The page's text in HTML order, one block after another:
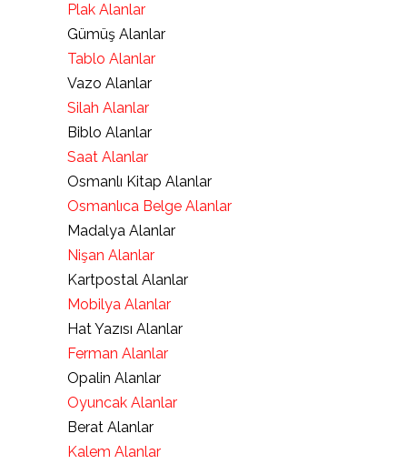
Plak Alanlar
Gümüş Alanlar
Tablo Alanlar
Vazo Alanlar
Silah Alanlar
Biblo Alanlar
Saat Alanlar
Osmanlı Kitap Alanlar
Osmanlıca Belge Alanlar
Madalya Alanlar
Nişan Alanlar
Kartpostal Alanlar
Mobilya Alanlar
Hat Yazısı Alanlar
Ferman Alanlar
Opalin Alanlar
Oyuncak Alanlar
Berat Alanlar
Kalem Alanlar